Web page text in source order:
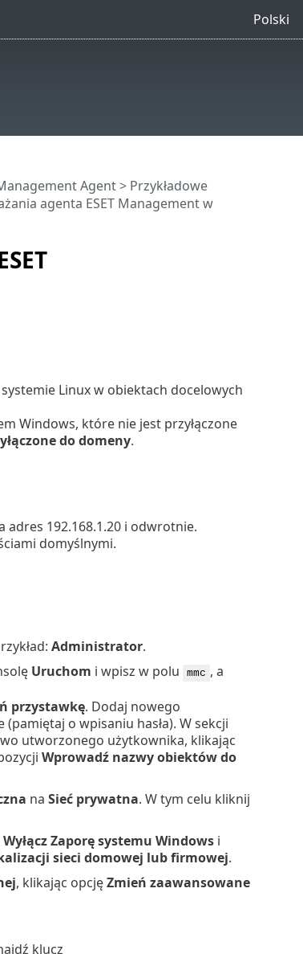
Polski
Agent> Przykładowe
agenta ESET Management w
systemie Linux w obiektach docelowych
Windows, które nie jest przyłączone
do domeny.
adres 192.168.1.20 i odwrotnie.
domyślnymi.
Administrator.
Uruchom i wpisz w polu mmc , a
przystawkę. Dodaj nowego
o wpisaniu hasła). W sekcji
utworzonego użytkownika, klikając
Wprowadź nazwy obiektów do
na Sieć prywatna. W tym celu kliknij
Wyłącz Zaporę systemu Windowsi
sieci domowej lub firmowej.
, klikając opcjęZmień zaawansowane
klucz